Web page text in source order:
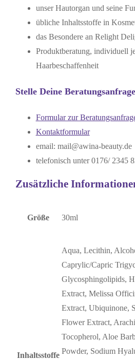
unser Hautorgan und seine
übliche Inhaltsstoffe in
das Besondere an Relight
Produktberatung, individuell
Haarbeschaffenheit
Stelle Deine
Formular zur
Kontaktformular
email: mail@awina-beauty.de
telefonisch unter 0176/ 2345
Zusätzliche
Größe 30ml
Inhaltsstoffe
Aqua, Lecithin,
Caprylic/Capric
Glycosphingolipids,
Extract, Melissa
Extract, Ubiquinone,
Flower Extract,
Tocopherol, Aloe
Powder, Sodium